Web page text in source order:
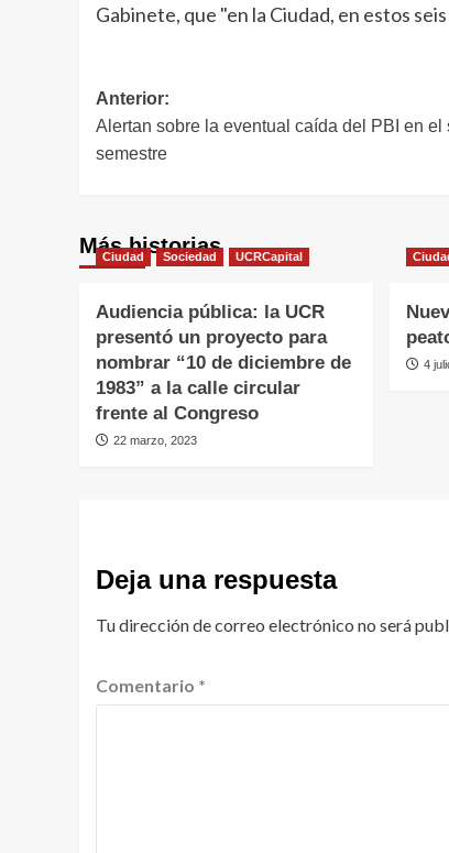
Gabinete, que "en la Ciudad, en estos
Navegación
de
Anterior:
Alertan sobre la eventual caída del PBI en el
semestre
Más historias
Ciudad Sociedad UCRCapital
Audiencia pública: la UCR
presentó un proyecto para
nombrar “10 de diciembre de
1983” a la calle circular
frente al Congreso
22 marzo, 2023
4
Deja una respuesta
Tu dirección de correo electrónico no será
Comentario *